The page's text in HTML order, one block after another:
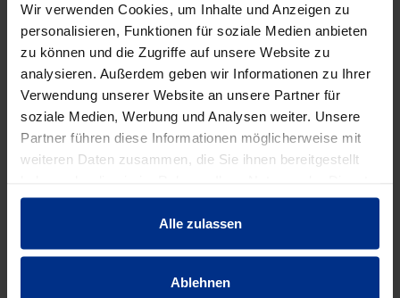
Wir verwenden Cookies, um Inhalte und Anzeigen zu
personalisieren, Funktionen für soziale Medien anbieten
zu können und die Zugriffe auf unsere Website zu
analysieren. Außerdem geben wir Informationen zu Ihrer
Verwendung unserer Website an unsere Partner für
soziale Medien, Werbung und Analysen weiter. Unsere
Partner führen diese Informationen möglicherweise mit
weiteren Daten zusammen, die Sie ihnen bereitgestellt
gesammelt haben.
Alle zulassen
Ablehnen
HW-4027/300/326E3
MINUS PLUSst
Min.: 1 st
4.627,00 € AAT
EIGENSCHAFTEN